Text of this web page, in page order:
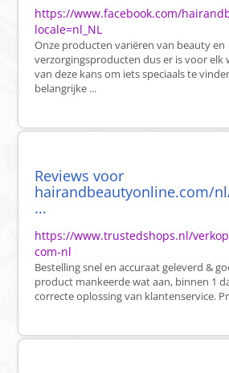
https://www.facebook.com/
locale=nl_NL
Onze producten variëren van beauty en
verzorgingsproducten dus er is voor elk
van deze kans om iets speciaals te
belangrijke ...
Reviews voor
hairandbeautyonline.com/
...
https://www.trustedshops.nl/
com-nl
Bestelling snel en accuraat geleverd &
product mankeerde wat aan, binnen 1
correcte oplossing van klantenservice.